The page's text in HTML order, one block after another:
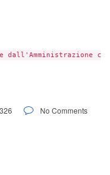
326
No Comments